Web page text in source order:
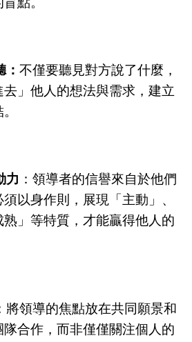
不僅要聽見對方說了什麼，
」他人的想法與需求，建立
力 ：領導者的信譽來自於他們
以身作則，展現「主動」、
熟」等特質，才能贏得他人的
將領導的焦點放在共同願景和
隊合作，而非僅僅關注個人的